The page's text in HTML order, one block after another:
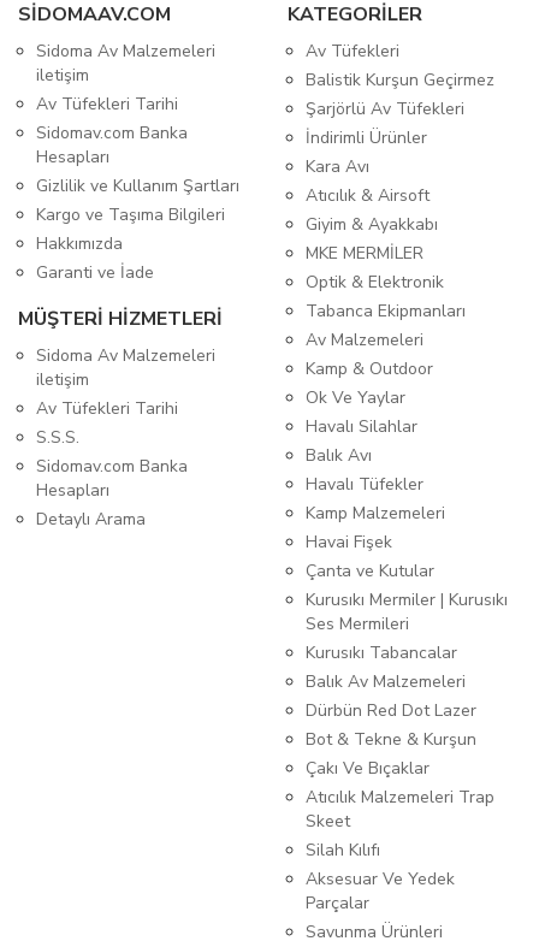
SIDOMAAV.COM
Sidoma Av Malzemeleri
iletişim
Av Tüfekleri Tarihi
Sidomav.com Banka
Hesapları
Gizlilik ve Kullanım Şartları
Kargo ve Taşıma Bilgileri
Hakkımızda
Garanti ve İade
MÜŞTERİ HİZMETLERİ
Sidoma Av Malzemeleri
iletişim
Av Tüfekleri Tarihi
S.S.S.
Sidomav.com Banka
Hesapları
Detaylı Arama
KATEGORİLER
Av Tüfekleri
Balistik Kurşun Geçirmez
Şarjörlü Av Tüfekleri
İndirimli Ürünler
Kara Avı
Atıcılık & Airsoft
Giyim & Ayakkabı
MKE MERMİLER
Optik & Elektronik
Tabanca Ekipmanları
Av Malzemeleri
Kamp & Outdoor
Ok Ve Yaylar
Havalı Silahlar
Balık Avı
Havalı Tüfekler
Kamp Malzemeleri
Havai Fişek
Çanta ve Kutular
Kurusıkı Mermiler | Kurusıkı
Ses Mermileri
Kurusıkı Tabancalar
Balık Av Malzemeleri
Dürbün Red Dot Lazer
Bot & Tekne & Kurşun
Çakı Ve Bıçaklar
Atıcılık Malzemeleri Trap
Skeet
Silah Kılıfı
Aksesuar Ve Yedek
Parçalar
Savunma Ürünleri